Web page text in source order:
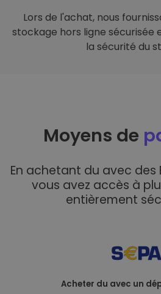
Lors de l'achat, nous
stockage hors ligne sécurisée
la sécurité du
Moyens de
En achetant du avec des
vous avez accès à
entièrement
Acheter du avec un